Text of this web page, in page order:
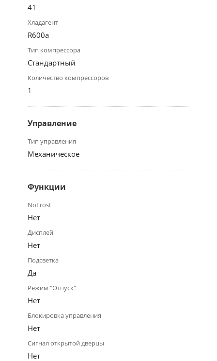
41
Хладагент
R600a
Тип компрессора
Стандартный
Количество компрессоров
1
Управление
Тип управления
Механическое
Функции
NoFrost
Нет
Дисплей
Нет
Подсветка
Да
Режим "Отпуск"
Нет
Блокировка управления
Нет
Сигнал открытой дверцы
Нет